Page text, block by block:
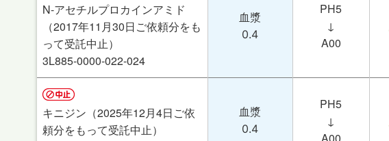
N-アセチルプロカインアミド
（2017年11月30日ご依頼分をも
って受託中止）
3L885-0000-022-024
血漿
0.4
PH5
↓
A00
キニジン（2025年12月4日ご依
頼分をもって受託中止）
血漿
0.4
PH5
↓